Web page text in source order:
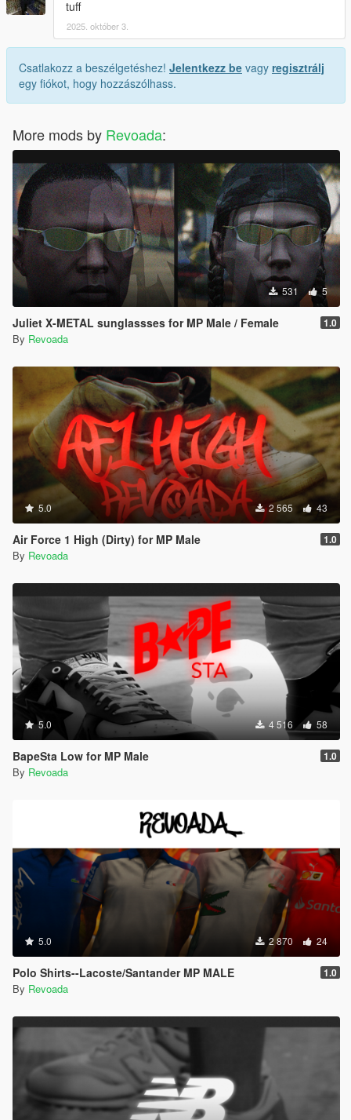
tuff
2025. október 3.
Csatlakozz a beszélgetéshez! Jelentkezz be vagy regisztrálj
egy fiókot, hogy hozzászólhass.
More mods by Revoada:
531 5
Juliet X-METAL sunglassses for MP Male / Female 1.0
By Revoada
5.0 2 565 43
Air Force 1 High (Dirty) for MP Male 1.0
By Revoada
5.0 4 516 58
BapeSta Low for MP Male 1.0
By Revoada
5.0 2 870 24
Polo Shirts--Lacoste/Santander MP MALE 1.0
By Revoada